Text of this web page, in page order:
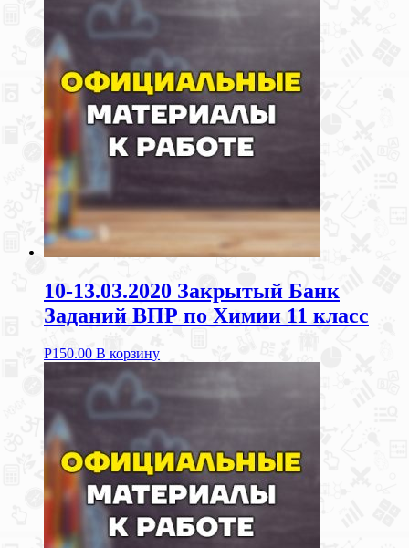
10-13.03.2020 Закрытый Банк
Заданий ВПР по Химии 11 класс
Р150.00 В корзину